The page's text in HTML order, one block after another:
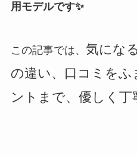
用モデルです✨
この記事では、 気にな
の違い、口コミを
ントまで、優しく